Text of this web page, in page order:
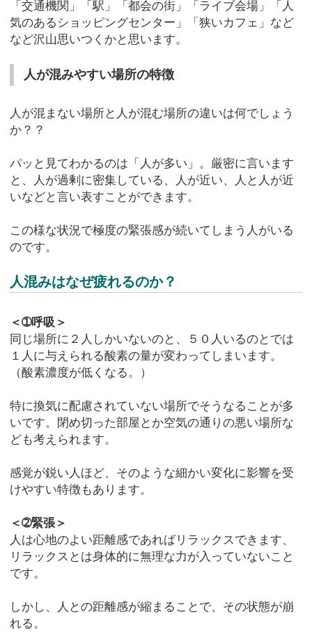
「交通機関」「駅」「都会の街」「ライブ会場」「人
気のあるショッピングセンター」「狭いカフェ」など
など沢山思いつくかと思います。
人が混みやすい場所の特徴
人が混まない場所と人が混む場所の違いは何でしょう
か？？
パッと見てわかるのは「人が多い」。厳密に言います
と、人が過剰に密集している、人が近い、人と人が近
いなどと言い表すことができます。
この様な状況で極度の緊張感が続いてしまう人がいる
のです。
人混みはなぜ疲れるのか？
＜➀呼吸＞
同じ場所に２人しかいないのと、５０人いるのとでは
１人に与えられる酸素の量が変わってしまいます。
（酸素濃度が低くなる。）
特に換気に配慮されていない場所でそうなることが多
いです。閉め切った部屋とか空気の通りの悪い場所な
ども考えられます。
感覚が鋭い人ほど、そのような細かい変化に影響を受
けやすい特徴もあります。
＜➁緊張＞
人は心地のよい距離感であればリラックスできます、
リラックスとは身体的に無理な力が入っていないこと
です。
しかし、人との距離感が縮まることで、その状態が崩
れる。